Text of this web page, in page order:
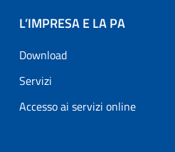
L’IMPRESA E LA PA
Download
Servizi
Accesso ai servizi online